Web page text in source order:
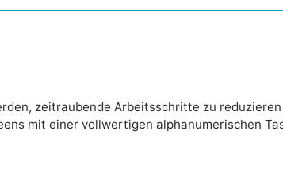
zeitraubende Arbeitsschritte zu
mit einer vollwertigen alphanumerischen